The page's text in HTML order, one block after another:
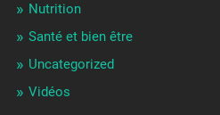
Nutrition
Santé et bien être
Uncategorized
Vidéos